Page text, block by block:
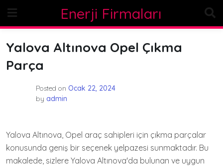
content
Enerji Firmaları
Yalova Altınova Opel Çıkma
Parça
Posted on Ocak 22, 2024
by admin
Yalova Altınova, Opel araç sahipleri için çıkma parçalar
konusunda geniş bir seçenek yelpazesi sunmaktadır. Bu
makalede, sizlere Yalova Altınova'da bulunan ve uygun